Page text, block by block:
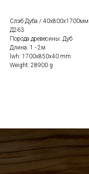
Слэб Дуба /
Д263
Порода древесины: Дуб
Длина: 1 - 2м
lwh: 1700x850x40 mm
Weight: 28900 g